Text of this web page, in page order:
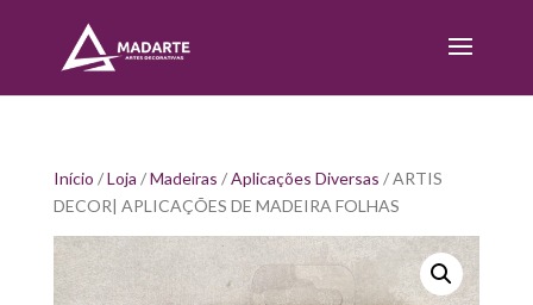
Início /Loja /Madeiras /Aplicações Diversas / ARTIS
DECOR| APLICAÇÕES DE MADEIRA FOLHAS